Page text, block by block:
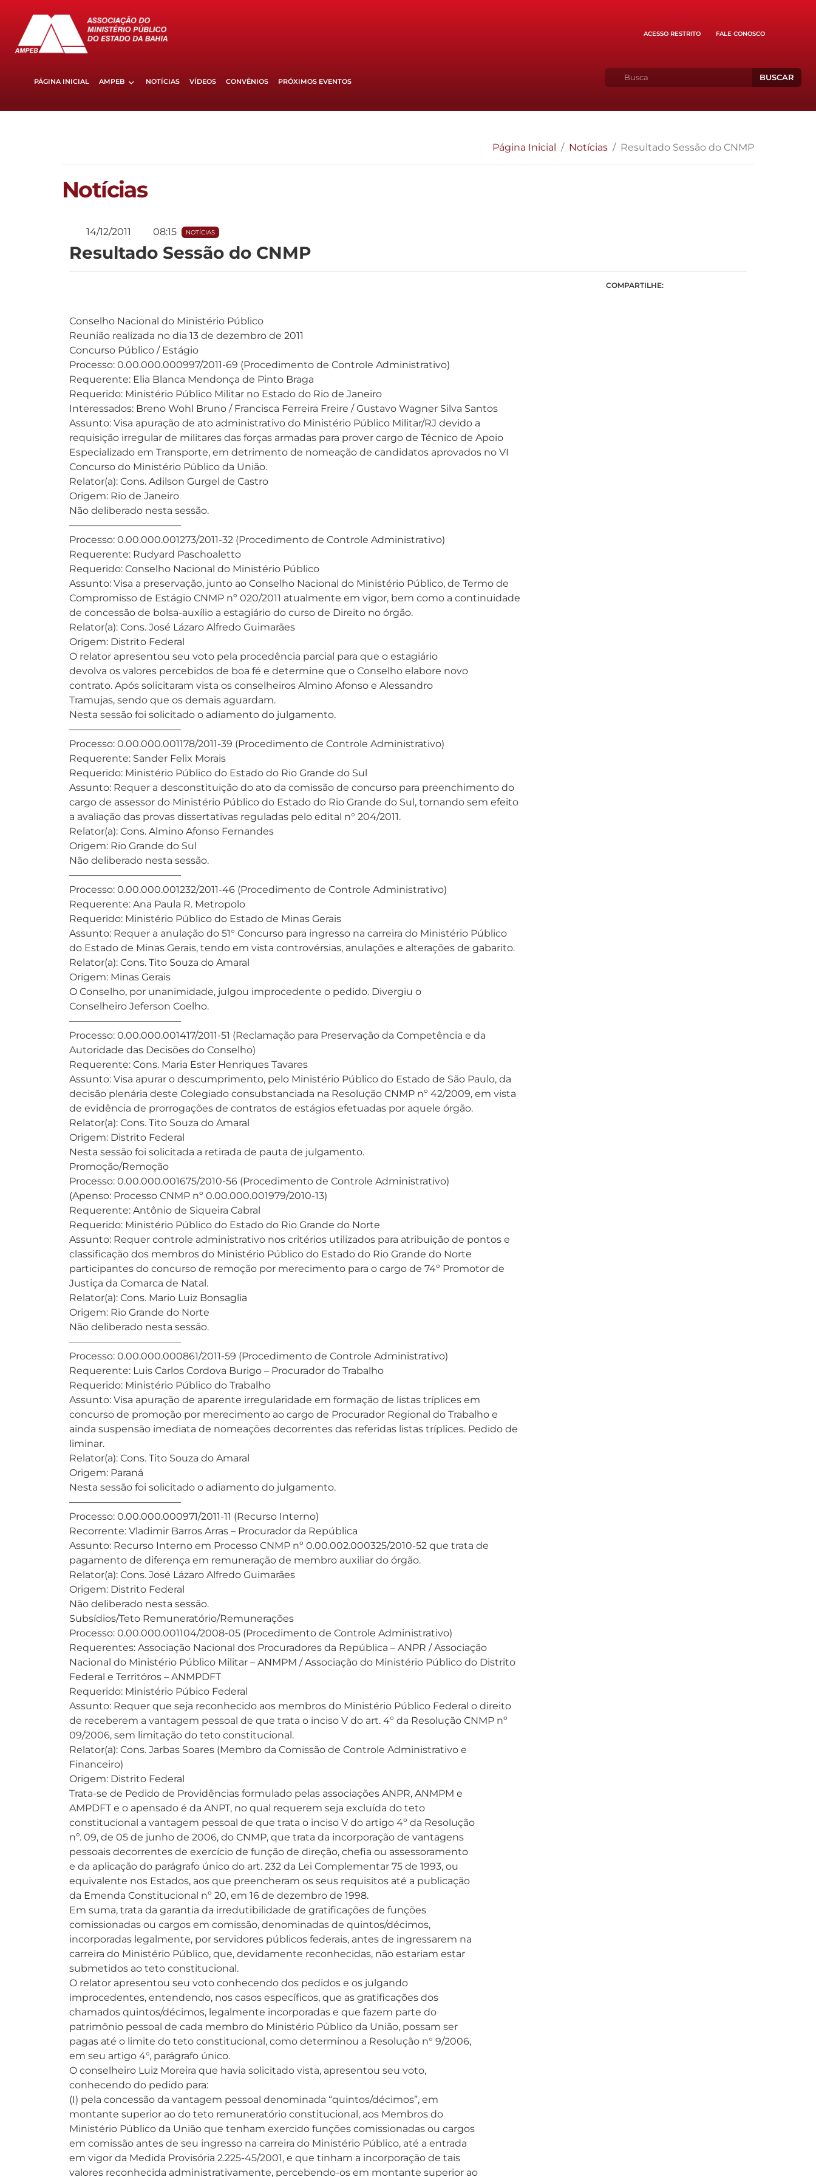
ACESSO RESTRITO FALE CONOSCO
PÁGINA INICIAL AMPEB NOTÍCIAS VÍDEOS CONVÊNIOS PRÓXIMOS EVENTOS BUSCAR
Página Inicial Notícias Resultado Sessão do CNMP
Notícias
14/12/2011 08:15 NOTÍCIAS
Resultado Sessão do CNMP
COMPARTILHE:
Conselho Nacional do Ministério Público
Reunião realizada no dia 13 de dezembro de 2011
Concurso Público / Estágio
Processo: 0.00.000.000997/2011-69 (Procedimento de Controle Administrativo)
Requerente: Elia Blanca Mendonça de Pinto Braga
Requerido: Ministério Público Militar no Estado do Rio de Janeiro
Interessados: Breno Wohl Bruno / Francisca Ferreira Freire / Gustavo Wagner Silva Santos
Assunto: Visa apuração de ato administrativo do Ministério Público Militar/RJ devido a
requisição irregular de militares das forças armadas para prover cargo de Técnico de Apoio
Especializado em Transporte, em detrimento de nomeação de candidatos aprovados no VI
Concurso do Ministério Público da União.
Relator(a): Cons. Adilson Gurgel de Castro
Origem: Rio de Janeiro
Não deliberado nesta sessão.
———————————–
Processo: 0.00.000.001273/2011-32 (Procedimento de Controle Administrativo)
Requerente: Rudyard Paschoaletto
Requerido: Conselho Nacional do Ministério Público
Assunto: Visa a preservação, junto ao Conselho Nacional do Ministério Público, de Termo de
Compromisso de Estágio CNMP nº 020/2011 atualmente em vigor, bem como a continuidade
de concessão de bolsa-auxílio a estagiário do curso de Direito no órgão.
Relator(a): Cons. José Lázaro Alfredo Guimarães
Origem: Distrito Federal
O relator apresentou seu voto pela procedência parcial para que o estagiário
devolva os valores percebidos de boa fé e determine que o Conselho elabore novo
contrato. Após solicitaram vista os conselheiros Almino Afonso e Alessandro
Tramujas, sendo que os demais aguardam.
Nesta sessão foi solicitado o adiamento do julgamento.
———————————–
Processo: 0.00.000.001178/2011-39 (Procedimento de Controle Administrativo)
Requerente: Sander Felix Morais
Requerido: Ministério Público do Estado do Rio Grande do Sul
Assunto: Requer a desconstituição do ato da comissão de concurso para preenchimento do
cargo de assessor do Ministério Público do Estado do Rio Grande do Sul, tornando sem efeito
a avaliação das provas dissertativas reguladas pelo edital n° 204/2011.
Relator(a): Cons. Almino Afonso Fernandes
Origem: Rio Grande do Sul
Não deliberado nesta sessão.
———————————–
Processo: 0.00.000.001232/2011-46 (Procedimento de Controle Administrativo)
Requerente: Ana Paula R. Metropolo
Requerido: Ministério Público do Estado de Minas Gerais
Assunto: Requer a anulação do 51° Concurso para ingresso na carreira do Ministério Público
do Estado de Minas Gerais, tendo em vista controvérsias, anulações e alterações de gabarito.
Relator(a): Cons. Tito Souza do Amaral
Origem: Minas Gerais
O Conselho, por unanimidade, julgou improcedente o pedido. Divergiu o
Conselheiro Jeferson Coelho.
———————————–
Processo: 0.00.000.001417/2011-51 (Reclamação para Preservação da Competência e da
Autoridade das Decisões do Conselho)
Requerente: Cons. Maria Ester Henriques Tavares
Assunto: Visa apurar o descumprimento, pelo Ministério Público do Estado de São Paulo, da
decisão plenária deste Colegiado consubstanciada na Resolução CNMP nº 42/2009, em vista
de evidência de prorrogações de contratos de estágios efetuadas por aquele órgão.
Relator(a): Cons. Tito Souza do Amaral
Origem: Distrito Federal
Nesta sessão foi solicitada a retirada de pauta de julgamento.
Promoção/Remoção
Processo: 0.00.000.001675/2010-56 (Procedimento de Controle Administrativo)
(Apenso: Processo CNMP nº 0.00.000.001979/2010-13)
Requerente: Antônio de Siqueira Cabral
Requerido: Ministério Público do Estado do Rio Grande do Norte
Assunto: Requer controle administrativo nos critérios utilizados para atribuição de pontos e
classificação dos membros do Ministério Público do Estado do Rio Grande do Norte
participantes do concurso de remoção por merecimento para o cargo de 74º Promotor de
Justiça da Comarca de Natal.
Relator(a): Cons. Mario Luiz Bonsaglia
Origem: Rio Grande do Norte
Não deliberado nesta sessão.
———————————–
Processo: 0.00.000.000861/2011-59 (Procedimento de Controle Administrativo)
Requerente: Luis Carlos Cordova Burigo – Procurador do Trabalho
Requerido: Ministério Público do Trabalho
Assunto: Visa apuração de aparente irregularidade em formação de listas tríplices em
concurso de promoção por merecimento ao cargo de Procurador Regional do Trabalho e
ainda suspensão imediata de nomeações decorrentes das referidas listas tríplices. Pedido de
liminar.
Relator(a): Cons. Tito Souza do Amaral
Origem: Paraná
Nesta sessão foi solicitado o adiamento do julgamento.
———————————–
Processo: 0.00.000.000971/2011-11 (Recurso Interno)
Recorrente: Vladimir Barros Arras – Procurador da República
Assunto: Recurso Interno em Processo CNMP nº 0.00.002.000325/2010-52 que trata de
pagamento de diferença em remuneração de membro auxiliar do órgão.
Relator(a): Cons. José Lázaro Alfredo Guimarães
Origem: Distrito Federal
Não deliberado nesta sessão.
Subsídios/Teto Remuneratório/Remunerações
Processo: 0.00.000.001104/2008-05 (Procedimento de Controle Administrativo)
Requerentes: Associação Nacional dos Procuradores da República – ANPR / Associação
Nacional do Ministério Público Militar – ANMPM / Associação do Ministério Público do Distrito
Federal e Territóros – ANMPDFT
Requerido: Ministério Púbico Federal
Assunto: Requer que seja reconhecido aos membros do Ministério Público Federal o direito
de receberem a vantagem pessoal de que trata o inciso V do art. 4º da Resolução CNMP nº
09/2006, sem limitação do teto constitucional.
Relator(a): Cons. Jarbas Soares (Membro da Comissão de Controle Administrativo e
Financeiro)
Origem: Distrito Federal
Trata-se de Pedido de Providências formulado pelas associações ANPR, ANMPM e
AMPDFT e o apensado é da ANPT, no qual requerem seja excluída do teto
constitucional a vantagem pessoal de que trata o inciso V do artigo 4º da Resolução
nº. 09, de 05 de junho de 2006, do CNMP, que trata da incorporação de vantagens
pessoais decorrentes de exercício de função de direção, chefia ou assessoramento
e da aplicação do parágrafo único do art. 232 da Lei Complementar 75 de 1993, ou
equivalente nos Estados, aos que preencheram os seus requisitos até a publicação
da Emenda Constitucional nº 20, em 16 de dezembro de 1998.
Em suma, trata da garantia da irredutibilidade de gratificações de funções
comissionadas ou cargos em comissão, denominadas de quintos/décimos,
incorporadas legalmente, por servidores públicos federais, antes de ingressarem na
carreira do Ministério Público, que, devidamente reconhecidas, não estariam estar
submetidos ao teto constitucional.
O relator apresentou seu voto conhecendo dos pedidos e os julgando
improcedentes, entendendo, nos casos específicos, que as gratificações dos
chamados quintos/décimos, legalmente incorporadas e que fazem parte do
patrimônio pessoal de cada membro do Ministério Público da União, possam ser
pagas até o limite do teto constitucional, como determinou a Resolução n° 9/2006,
em seu artigo 4°, parágrafo único.
O conselheiro Luiz Moreira que havia solicitado vista, apresentou seu voto,
conhecendo do pedido para:
(I) pela concessão da vantagem pessoal denominada “quintos/décimos”, em
montante superior ao do teto remuneratório constitucional, aos Membros do
Ministério Público da União que tenham exercido funções comissionadas ou cargos
em comissão antes de seu ingresso na carreira do Ministério Público, até a entrada
em vigor da Medida Provisória 2.225-45/2001, e que tinham a incorporação de tais
valores reconhecida administrativamente, percebendo-os em montante superior ao